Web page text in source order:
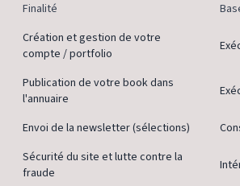
Finalité
Création et gestion de votre
compte / portfolio
Publication de votre book dans
l'annuaire
Envoi de la newsletter (sélections)
Sécurité du site et lutte contre la
fraude